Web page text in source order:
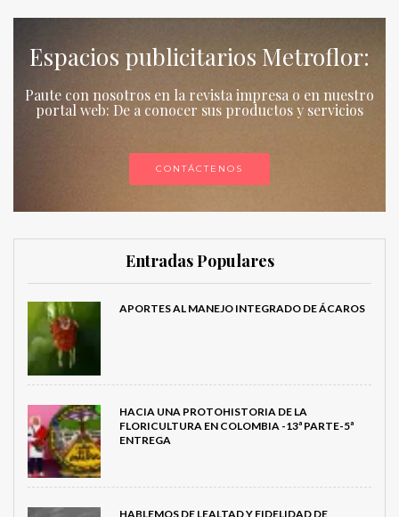
Espacios publicitarios Metroflor:
Paute con nosotros en la revista impresa o en nuestro
portal web: De a conocer sus productos y servicios
CONTÁCTENOS
Entradas Populares
APORTES AL MANEJO INTEGRADO DE ÁCAROS
HACIA UNA PROTOHISTORIA DE LA
FLORICULTURA EN COLOMBIA -13ª PARTE-5ª
ENTREGA
HABLEMOS DE LEALTAD Y FIDELIDAD DE